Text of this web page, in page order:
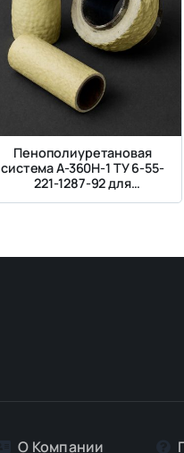
Пенополиуретановая
система А-360Н-1 ТУ 6-55-
221-1287-92 для
теплоизоляции
О Компании